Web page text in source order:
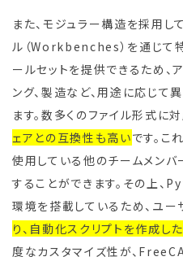
また、モジュラー構造を採用し
ル（Workbenches）を通じて
ールセットを提供できるため、
ング、製造など、用途に応じて
ます。数多くのファイル形式に
ェアとの互換性も高いです。こ
使用している他のチームメン
することができます。その上、
環境を搭載しているため、ユー
り、自動化スクリプトを作成し
度なカスタマイズ性が、